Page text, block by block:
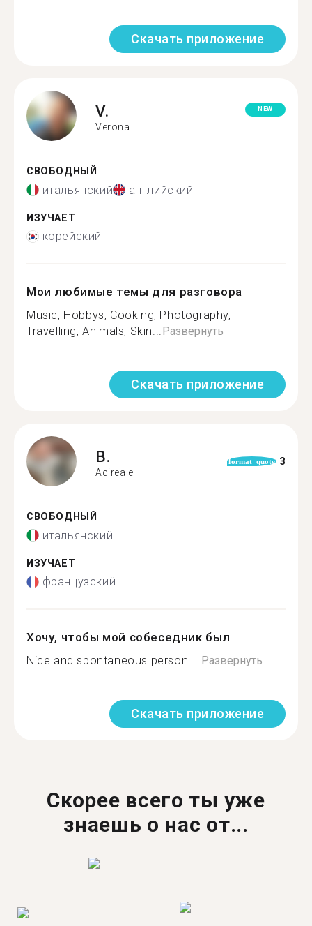
Скачать приложение
V.
Verona
NEW
СВОБОДНЫЙ
итальянский английский
ИЗУЧАЕТ
корейский
Мои любимые темы для разговора
Music, Hobbys, Cooking, Photography,
Travelling, Animals, Skin...Развернуть
Скачать приложение
B.
Acireale
format_quote 3
СВОБОДНЫЙ
итальянский
ИЗУЧАЕТ
французский
Хочу, чтобы мой собеседник был
Nice and spontaneous person....Развернуть
Скачать приложение
Скорее всего ты уже
знаешь о нас от...